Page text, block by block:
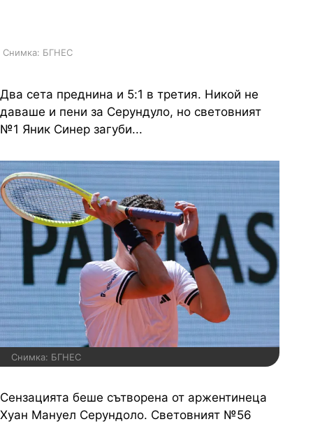
Снимка: БГНЕС
Два сета преднина и 5:1 в третия. Никой не
даваше и пени за Серундуло, но световният
№1 Яник Синер загуби...
Снимка: БГНЕС
Сензацията беше сътворена от аржентинеца
Хуан Мануел Серундоло. Световният №56